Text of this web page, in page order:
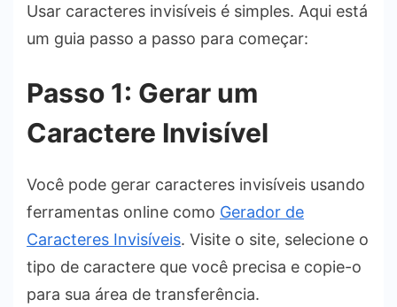
Usar caracteres invisíveis é simples. Aqui está
um guia passo a passo para começar:
Passo 1: Gerar um
Caractere Invisível
Você pode gerar caracteres invisíveis usando
ferramentas online como Gerador de
Caracteres Invisíveis. Visite o site, selecione o
tipo de caractere que você precisa e copie-o
para sua área de transferência.